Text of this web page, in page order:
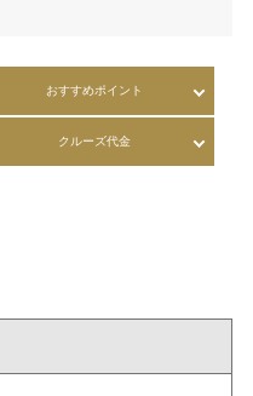
おすすめポイント
クルーズ代金